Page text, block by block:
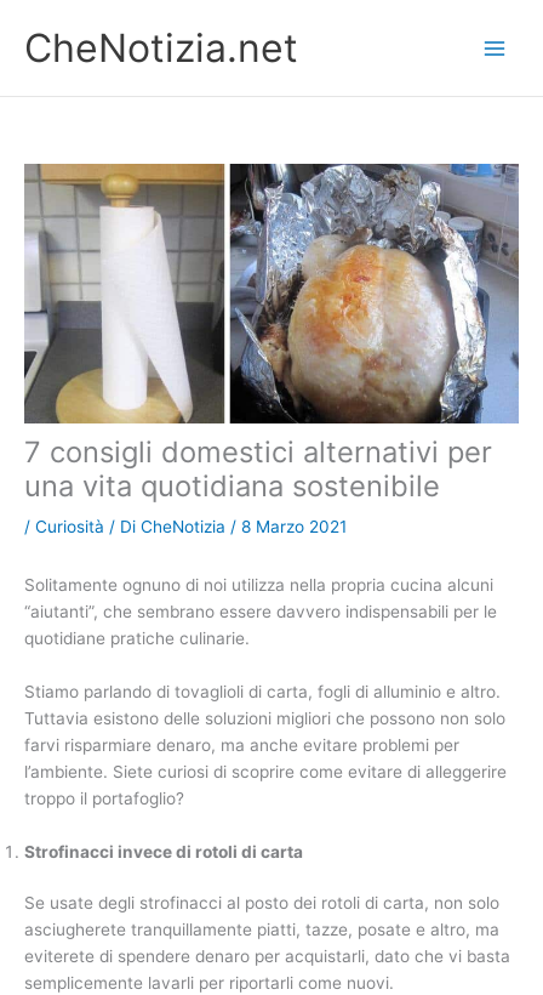
contenuto
CheNotizia.net
7 consigli domestici alternativi per
una vita quotidiana sostenibile
/ Curiosità / Di CheNotizia / 8 Marzo 2021
Solitamente ognuno di noi utilizza nella propria cucina alcuni
“aiutanti”, che sembrano essere davvero indispensabili per le
quotidiane pratiche culinarie.
Stiamo parlando di tovaglioli di carta, fogli di alluminio e altro.
Tuttavia esistono delle soluzioni migliori che possono non solo
farvi risparmiare denaro, ma anche evitare problemi per
l’ambiente. Siete curiosi di scoprire come evitare di alleggerire
troppo il portafoglio?
Strofinacci invece di rotoli di carta
Se usate degli strofinacci al posto dei rotoli di carta, non solo
asciugherete tranquillamente piatti, tazze, posate e altro, ma
eviterete di spendere denaro per acquistarli, dato che vi basta
semplicemente lavarli per riportarli come nuovi.